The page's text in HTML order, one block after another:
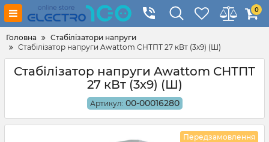
0
Головна
Стабілізатори напруги
Стабілізатор напруги Awattom СНТПТ 27 кВт (3х9) (Ш)
Стабілізатор напруги Awattom СНТПТ
27 кВт (3х9) (Ш)
Артикул: 00-00016280
Передзамовлення